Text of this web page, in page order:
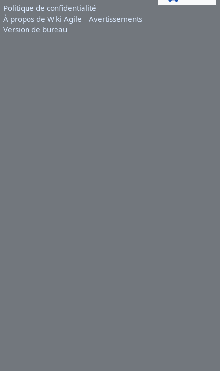
Politique de confidentialité
À propos de Wiki Agile
Avertissements
Version de bureau